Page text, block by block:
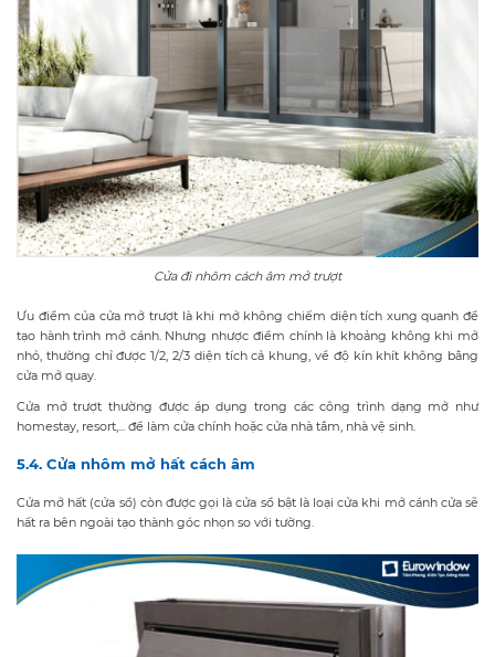
Cửa đi nhôm cách âm mở trượt
Ưu điểm của cửa mở trượt là khi mở không chiếm diện tích xung quanh để
tạo hành trình mở cánh. Nhưng nhược điểm chính là khoảng không khi mở
nhỏ, thường chỉ được 1/2, 2/3 diện tích cả khung, về độ kín khít không bằng
cửa mở quay.
Cửa mở trượt thường được áp dụng trong các công trình dạng mở như
homestay, resort,... để làm cửa chính hoặc cửa nhà tắm, nhà vệ sinh.
5.4. Cửa nhôm mở hất cách âm
Cửa mở hất (cửa sổ) còn được gọi là cửa sổ bật là loại cửa khi mở cánh cửa sẽ
hất ra bên ngoài tạo thành góc nhọn so với tường.